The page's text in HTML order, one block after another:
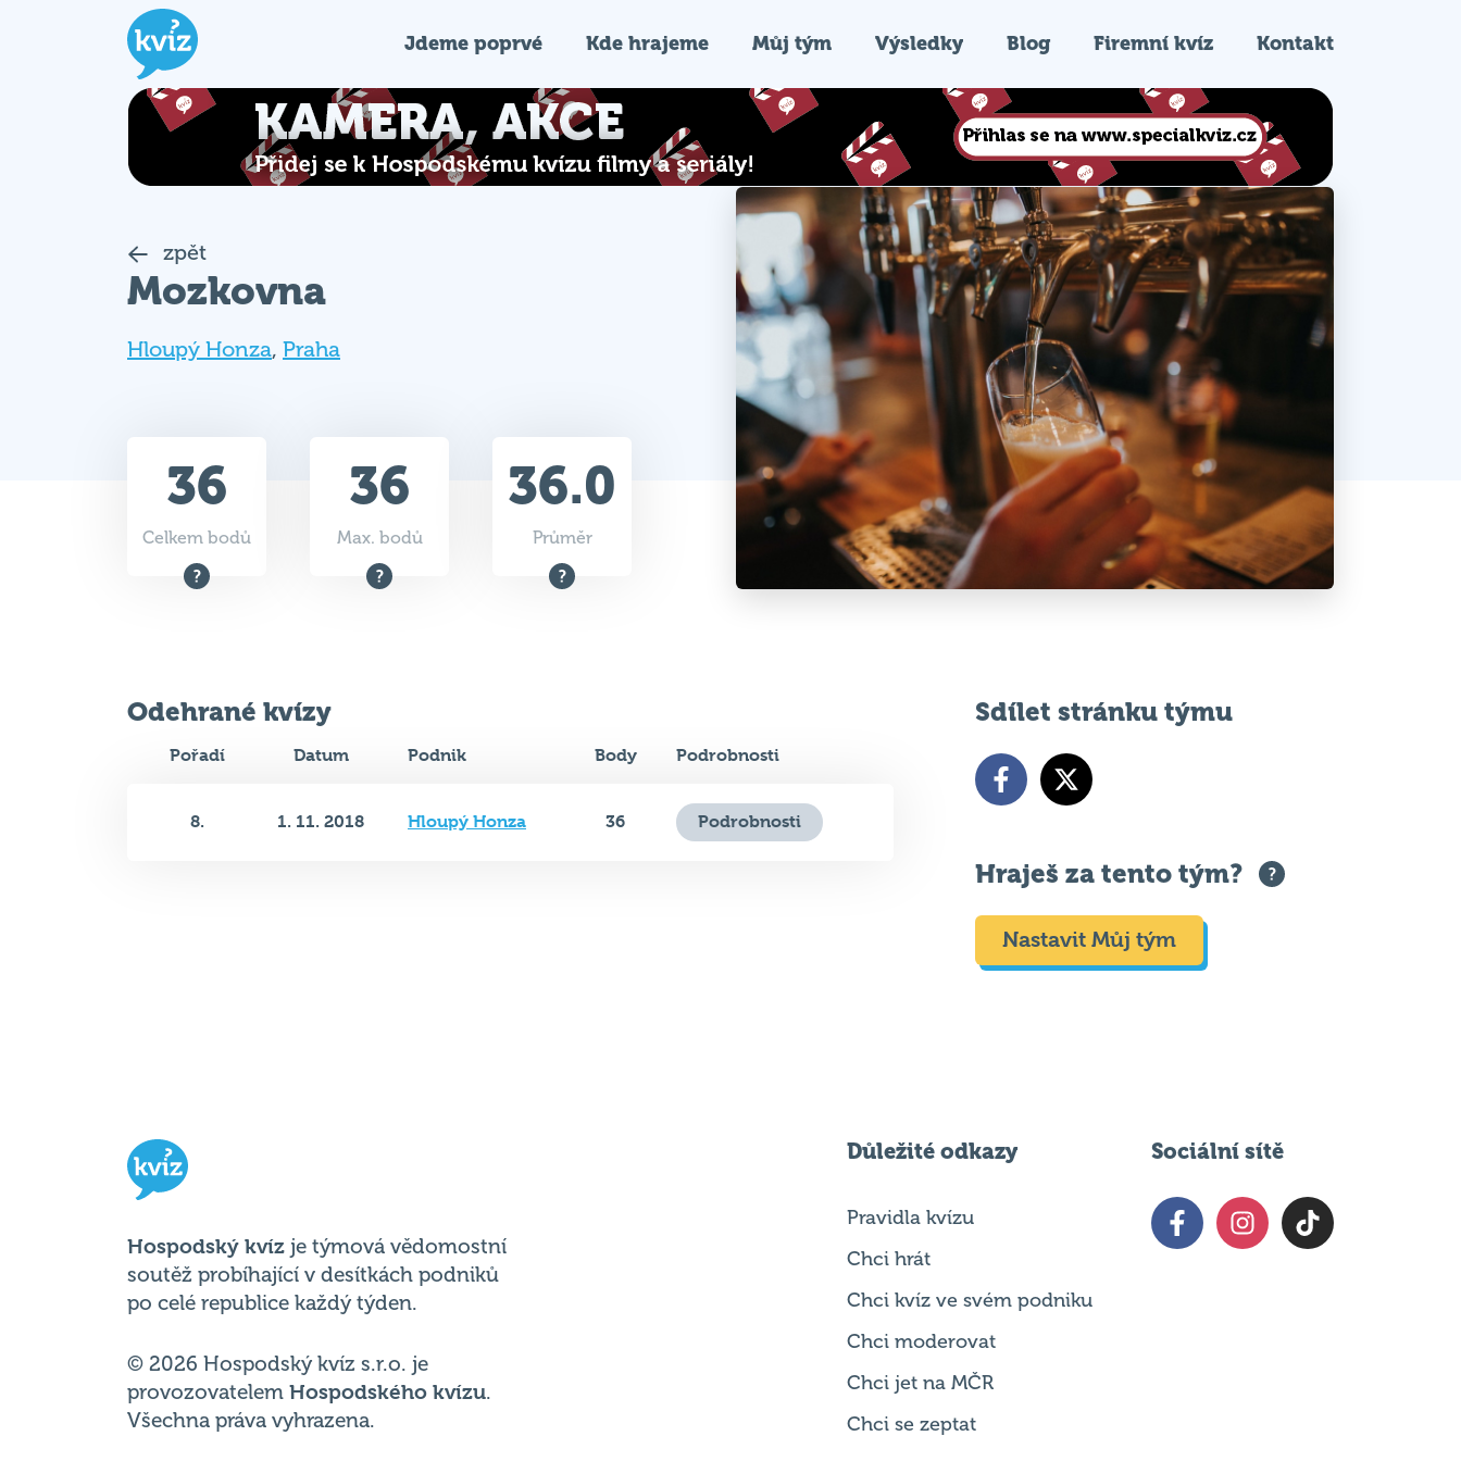
Jdeme poprvé Kde hrajeme Můj tým Výsledky Blog Firemní kvíz Kontakt
zpět
Mozkovna
Hloupý Honza, Praha
36
Celkem bodů
36
Max. bodů
36.0
Průměr
Odehrané kvízy
Pořadí Datum Podnik Body Podrobnosti
8. 1. 11. 2018 Hloupý Honza 36 Podrobnosti
Sdílet stránku týmu
Hraješ za tento tým?
Nastavit Můj tým
Hospodský kvíz je týmová vědomostní
soutěž probíhající v desítkách podniků
po celé republice každý týden.
© 2026 Hospodský kvíz s.r.o. je
provozovatelem Hospodského kvízu.
Všechna práva vyhrazena.
Důležité odkazy
Pravidla kvízu
Chci hrát
Chci kvíz ve svém podniku
Chci moderovat
Chci jet na MČR
Chci se zeptat
Sociální sítě